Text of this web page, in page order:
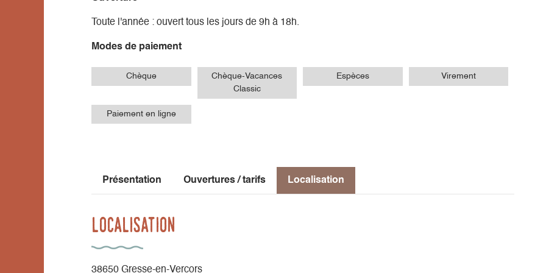
Toute l'année : ouvert tous les jours de 9h à 18h.
Modes de paiement
Chèque
Chèque-Vacances
Classic
Espèces Virement
Paiement en ligne
Présentation Ouvertures / tarifs Localisation
Localisation
38650 Gresse-en-Vercors